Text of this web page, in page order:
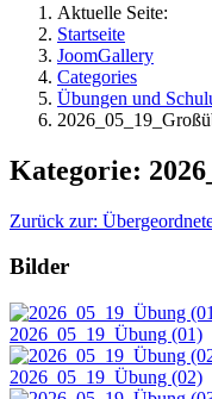
Aktuelle Seite:
Startseite
JoomGallery
Categories
Übungen und
Kategorie:
Zurück zur:
Bilder
2026_05_19_Übung (01)
2026_05_19_Übung (02)